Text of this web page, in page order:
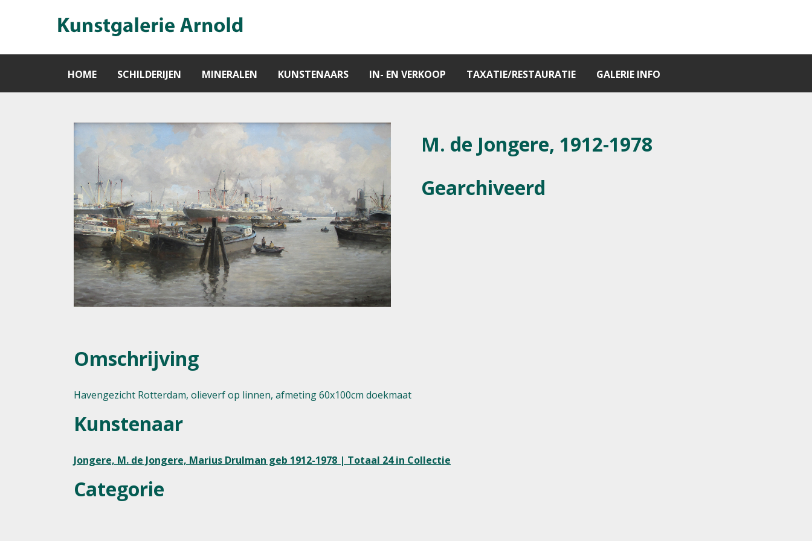
HOME SCHILDERIJEN MINERALEN KUNSTENAARS IN- EN VERKOOP TAXATIE/RESTAURATIE GALERIE INFO
M. de Jongere, 1912-1978
Gearchiveerd
Omschrijving
Havengezicht Rotterdam, olieverf op linnen, afmeting 60x100cm doekmaat
Kunstenaar
Jongere, M. de Jongere, Marius Drulman geb 1912-1978 | Totaal 24 in Collectie
Categorie